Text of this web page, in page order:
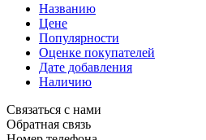
Названию
Цене
Популярности
Оценке покупателей
Дате добавления
Наличию
Связаться с нами
Обратная связь